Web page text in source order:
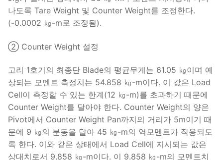
나도록 Tare Weight 및 Counter Weight를 조정한다.
(-0.0002 ㎏-m로 조정됨).
② Counter Weight 설정
고리 1호기의 최종단 Blade의 평균무게는 61.05 ㎏이며 예
상되는 모멘트 측정치는 54.858 ㎏-m이다. 이 값은 Load
Cell이 측정할 수 있는 한계(12 ㎏-m)를 초과하기 때문에
Counter Weight를 달아야 한다. Counter Weight의 양은
Pivot에서 Counter Weight Pan까지의 거리가 5m이기 때
문에 9 ㎏의 분동을 달아 45 ㎏-m의 역모멘트가 작용되도
록 한다. 이와 같은 상태에서 Load Cell에 지시되는 값은
상대치로서 9.858 ㎏-m이다. 이 9.858 ㎏-m의 모멘트치